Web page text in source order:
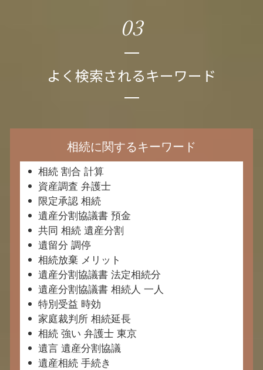
03
よく検索されるキーワード
相続に関するキーワード
相続 割合 計算
資産調査 弁護士
限定承認 相続
遺産分割協議書 預金
共同 相続 遺産分割
遺留分 調停
相続放棄 メリット
遺産分割協議書 法定相続分
遺産分割協議書 相続人 一人
特別受益 時効
家庭裁判所 相続延長
相続 強い 弁護士 東京
遺言 遺産分割協議
遺産相続 手続き